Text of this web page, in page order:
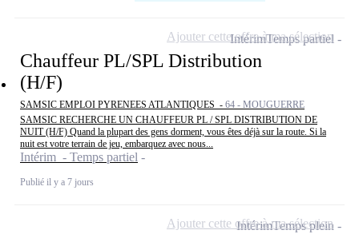
Chauffeur PL/SPL Distribution
(H/F)
SAMSIC EMPLOI PYRENEES ATLANTIQUES - 64 - MOUGUERRE
SAMSIC RECHERCHE UN CHAUFFEUR PL / SPL DISTRIBUTION DE
NUIT (H/F) Quand la plupart des gens dorment, vous êtes déjà sur la route. Si la
nuit est votre terrain de jeu, embarquez avec nous...
Intérim - Temps partiel
Publié il y a 7 jours
IntérimTemps partiel
Ajouter cette offre à ma sélection
IntérimTemps plein
Ajouter cette offre à ma sélection